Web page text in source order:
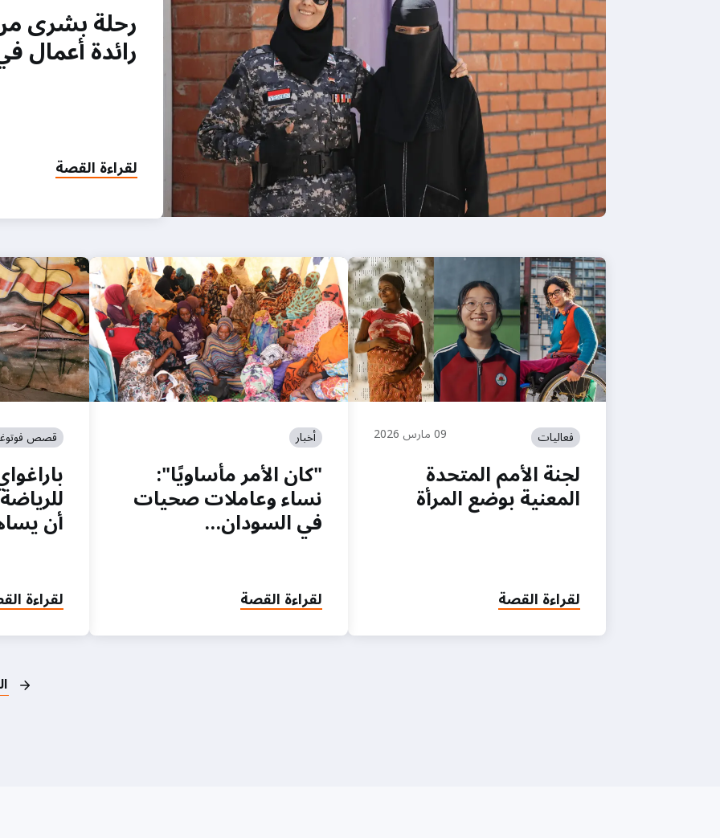
رحلة بشرى
رائدة أعمال
لقراءة القصة
فعاليات 09 مارس 2026
لجنة الأمم المتحدة
المعنية بوضع المرأة
لقراءة القصة
أخبار
"كان الأمر مأساويًا":
نساء وعاملات صحيات
في السودان…
لقراءة القصة
قصص
أن
لقراءة